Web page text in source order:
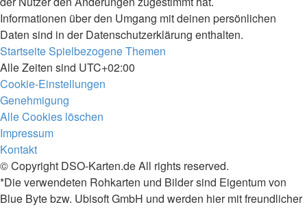
Informationen über den Umgang mit deinen persönlichen
Daten sind in der Datenschutzerklärung enthalten.
StartseiteSpielbezogene Themen
Alle Zeiten sind UTC+02:00
Cookie-Einstellungen
Genehmigung
Alle Cookies löschen
Impressum
Kontakt
© Copyright DSO-Karten.de All rights reserved.
*Die verwendeten Rohkarten und Bilder sind Eigentum von
Blue Byte bzw. Ubisoft GmbH und werden hier mit freundlicher